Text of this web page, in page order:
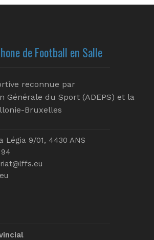
de Football en Salle
reconnue par
Générale du Sport (ADEPS) et la
Bruxelles
Légia 9/01, 4430 ANS